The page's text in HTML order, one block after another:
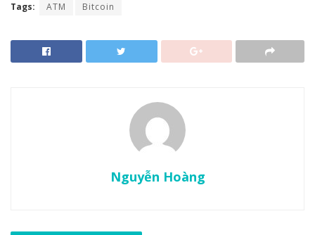
Tags: ATM Bitcoin
Nguyễn Hoàng